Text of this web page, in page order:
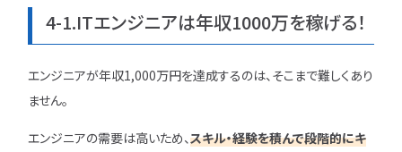
4-1.ITエンジニアは年収1000万を稼げる！
エンジニアが年収1,000万円を達成するのは、そこまで難しくあり
ません。
エンジニアの需要は高いため、スキル・経験を積んで段階的にキ